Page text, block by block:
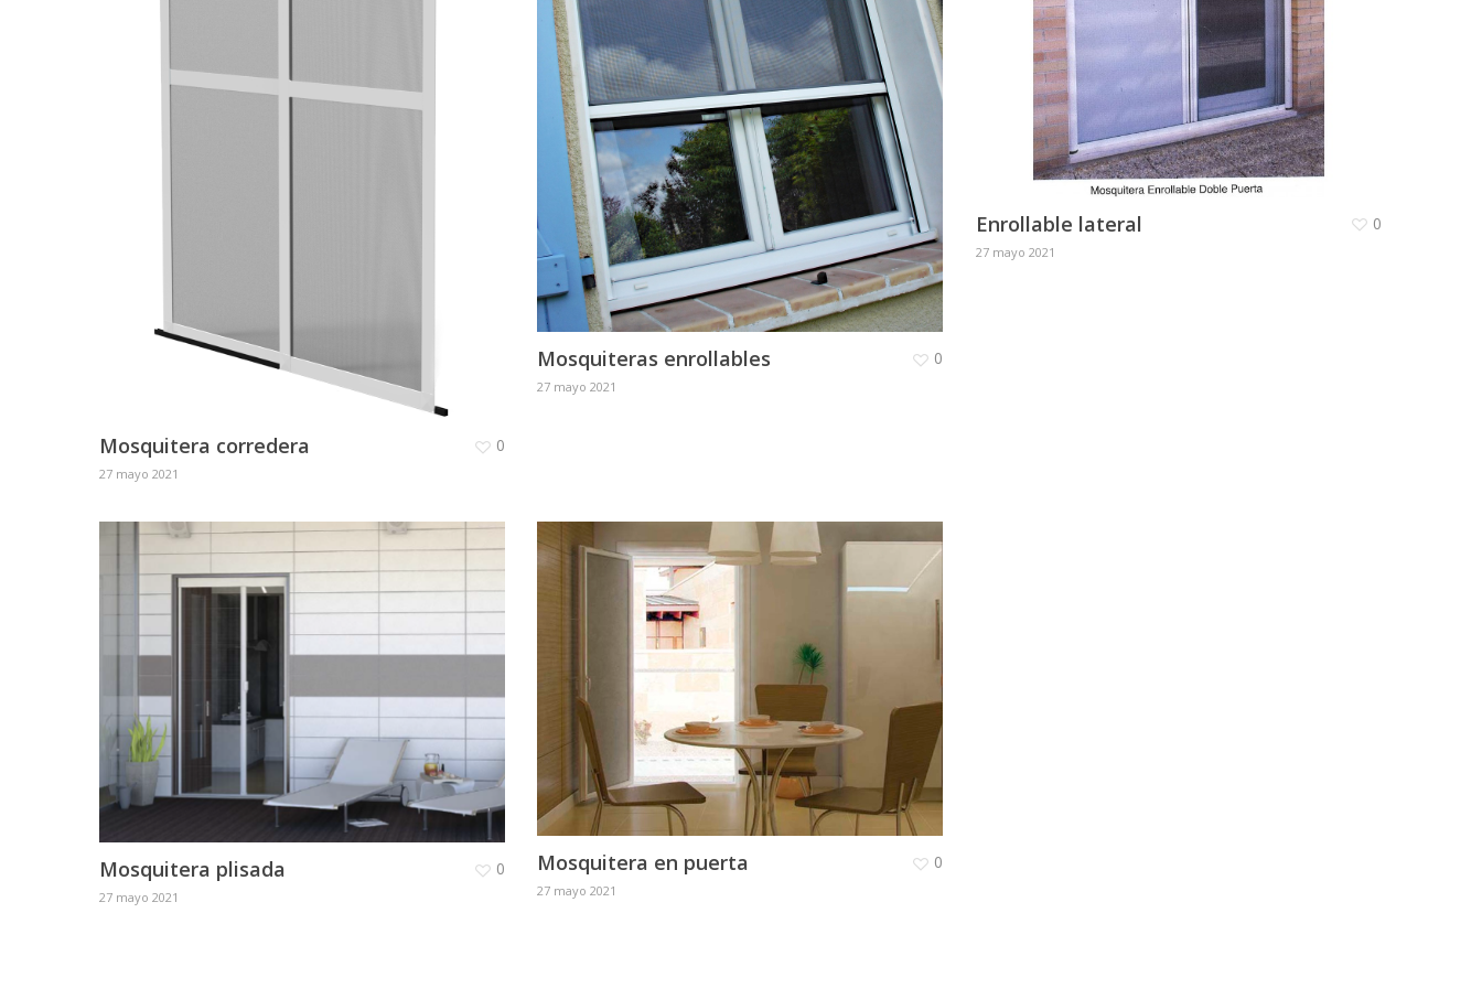
Mosquitera corredera
27 mayo 2021
0
Mosquiteras enrollables
27 mayo 2021
0
Enrollable lateral
27 mayo 2021
0
Mosquitera plisada
27 mayo 2021
0 Mosquitera en puerta
27 mayo 2021
0